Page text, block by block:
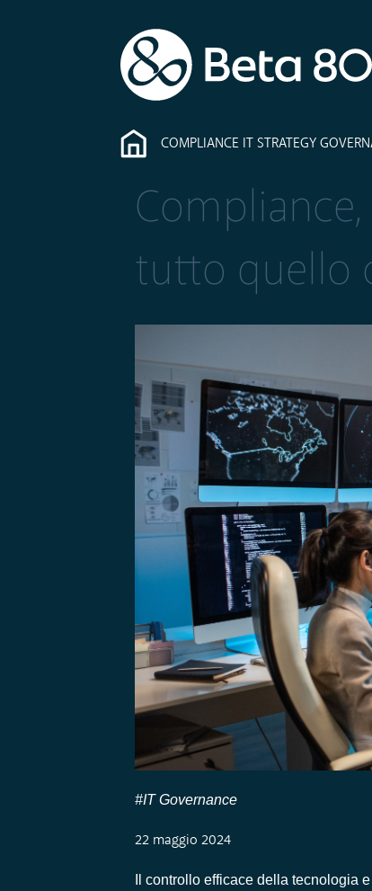
COMPLIANCE IT STRATEGY
Compliance,
tutto quello
#IT Governance
22 maggio 2024
Il controllo efficace della tecnologia